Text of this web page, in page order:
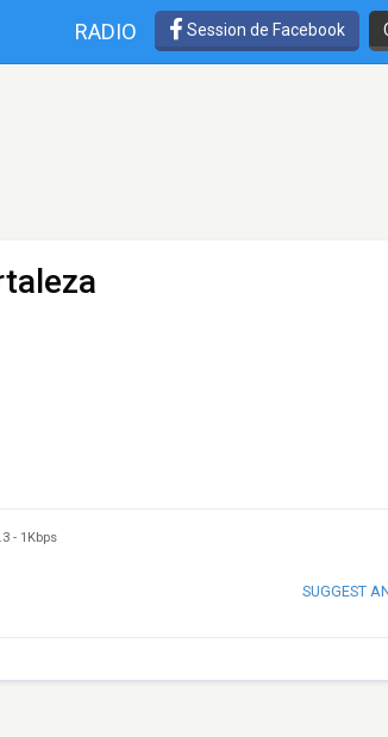
RADIO Session de Facebook
- 1Kbps
SUGGEST